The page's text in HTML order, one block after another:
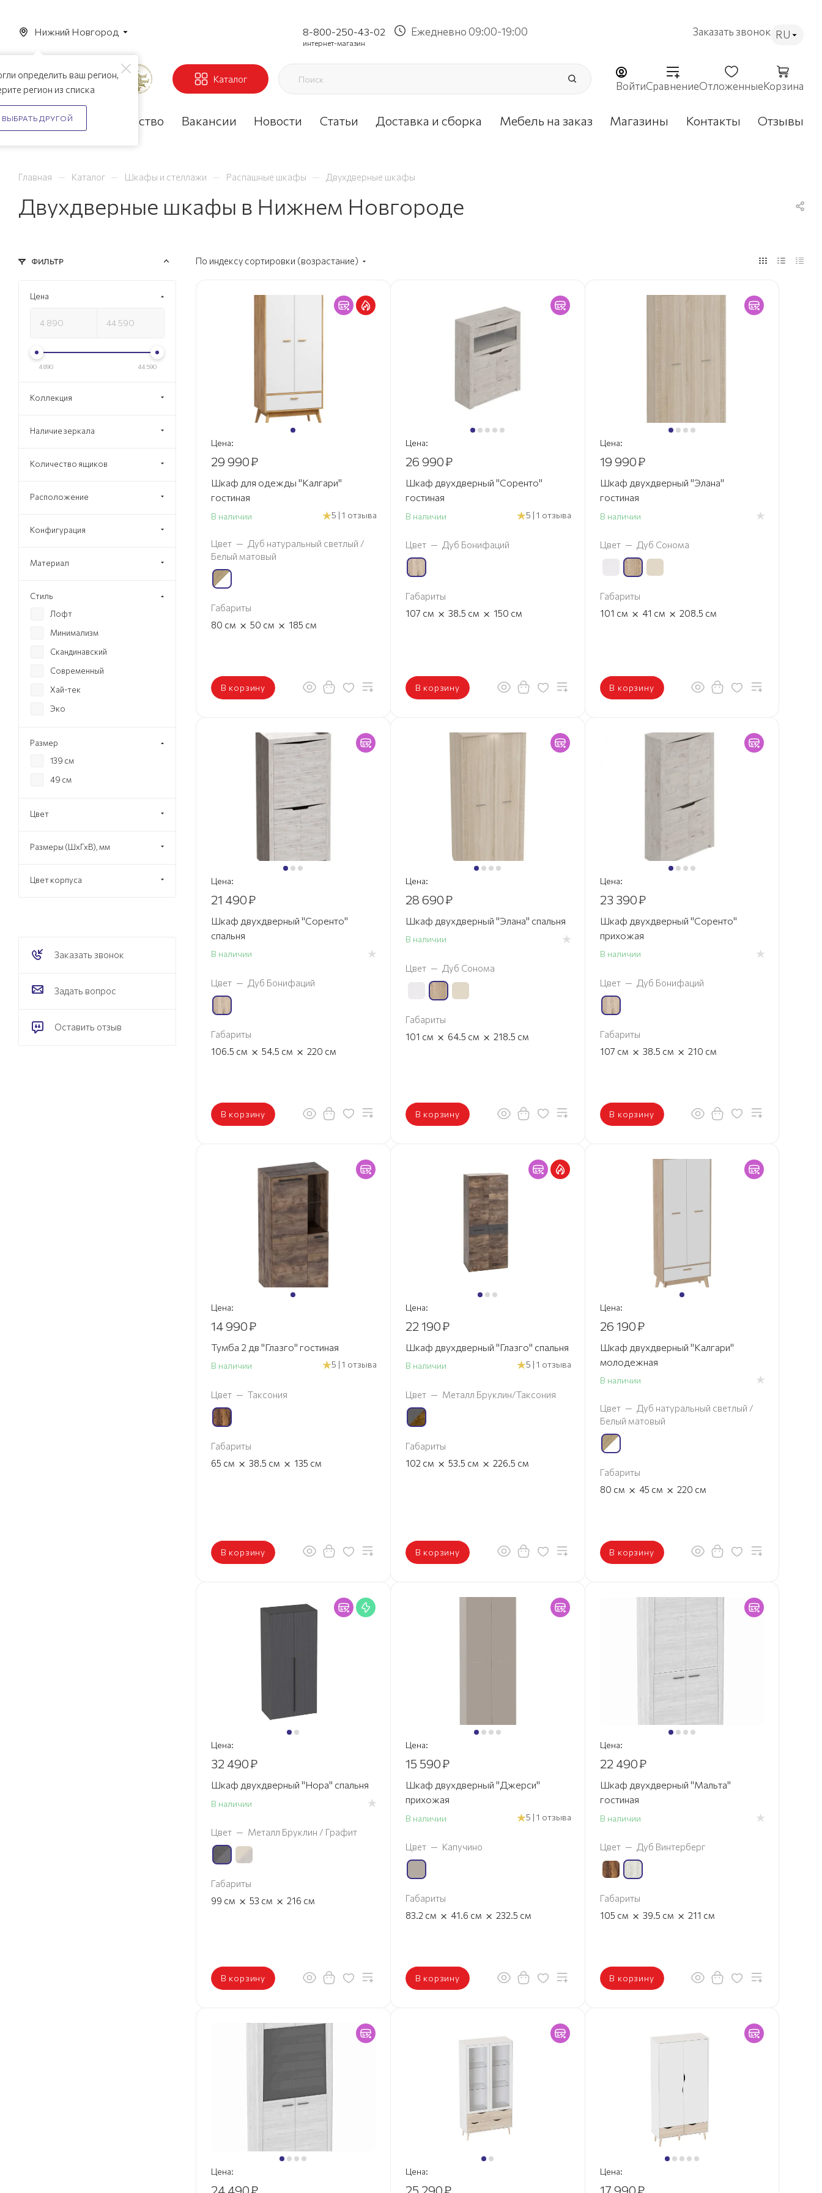
Нижний Новгород
определить ваш регион,
регион из списка
ВЫБРАТЬ ДРУГОЙ
8-800-250-43-02
интернет-магазин
Ежедневно 09:00-19:00 Заказать звонок RU
Каталог
ВойтиСравнениеОтложенныеКорзина
Акции Партнерство Вакансии Новости Статьи Доставка и сборка Мебель на заказ Магазины Контакты Отзывы
Главная — Каталог — Шкафы и стеллажи — Распашные шкафы — Двухдверные шкафы
Двухдверные шкафы в Нижнем Новгороде
По индексу сортировки (возрастание)
Цена:
29 990₽
Шкаф для одежды "Калгари"
гостиная
В наличии 5 | 1 отзыва
Цвет — Дуб натуральный светлый /
Белый матовый
Габариты
80 см × 50 см × 185 см
В корзину
Цена:
26 990₽
Шкаф двухдверный "Соренто"
гостиная
В наличии 5 | 1 отзыва
Цвет — Дуб Бонифаций
Габариты
107 см × 38.5 см × 150 см
В корзину
Цена:
19 990₽
Шкаф двухдверный "Элана"
гостиная
В наличии
Цвет — Дуб Сонома
Габариты
101 см × 41 см × 208.5 см
В корзину
Цена:
21 490₽
Шкаф двухдверный "Соренто"
спальня
В наличии
Цвет — Дуб Бонифаций
Габариты
106.5 см × 54.5 см × 220 см
В корзину
Цена:
28 690₽
Шкаф двухдверный "Элана" спальня
В наличии
Цвет — Дуб Сонома
Габариты
101 см × 64.5 см × 218.5 см
В корзину
Цена:
23 390₽
Шкаф двухдверный "Соренто"
прихожая
В наличии
Цвет — Дуб Бонифаций
Габариты
107 см × 38.5 см × 210 см
В корзину
Цена:
14 990₽
Тумба 2 дв "Глазго" гостиная
В наличии 5 | 1 отзыва
Цвет — Таксония
Габариты
65 см × 38.5 см × 135 см
В корзину
Цена:
22 190₽
Шкаф двухдверный "Глазго" спальня
В наличии 5 | 1 отзыва
Цвет — Металл Бруклин/Таксония
Габариты
102 см × 53.5 см × 226.5 см
В корзину
Цена:
26 190₽
Шкаф двухдверный "Калгари"
молодежная
В наличии
Цвет — Дуб натуральный светлый /
Белый матовый
Габариты
80 см × 45 см × 220 см
В корзину
Цена:
32 490₽
Шкаф двухдверный "Нора" спальня
В наличии
Цвет — Металл Бруклин / Графит
Габариты
99 см × 53 см × 216 см
В корзину
Цена:
15 590₽
Шкаф двухдверный "Джерси"
прихожая
В наличии 5 | 1 отзыва
Цвет — Капучино
Габариты
83.2 см × 41.6 см × 232.5 см
В корзину
Цена:
22 490₽
Шкаф двухдверный "Мальта"
гостиная
В наличии
Цвет — Дуб Винтерберг
Габариты
105 см × 39.5 см × 211 см
В корзину
Цена:
24 490₽
Цена:
25 290₽
Цена:
17 990₽
ФИЛЬТР
Цена
4 890 44 590
Коллекция
Наличие зеркала
Количество ящиков
Расположение
Конфигурация
Материал
Стиль
Лофт
Минимализм
Скандинавский
Современный
Хай-тек
Эко
Размер
139 см
49 см
Цвет
Размеры (ШхГхВ), мм
Цвет корпуса
Заказать звонок
Задать вопрос
Оставить отзыв